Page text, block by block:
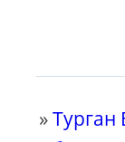
»Турган